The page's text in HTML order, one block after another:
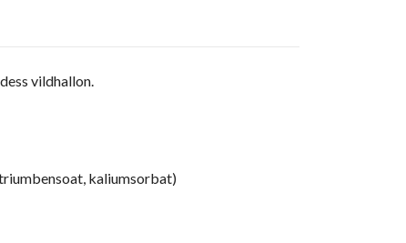
vildhallon.
kaliumsorbat)